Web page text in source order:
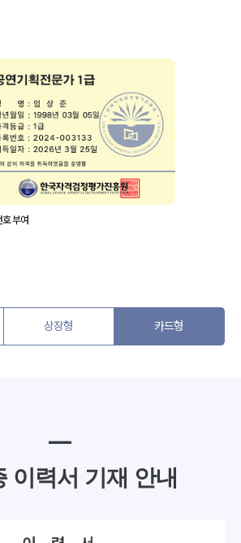
상장형 카드형
━
이력서 기재 안내